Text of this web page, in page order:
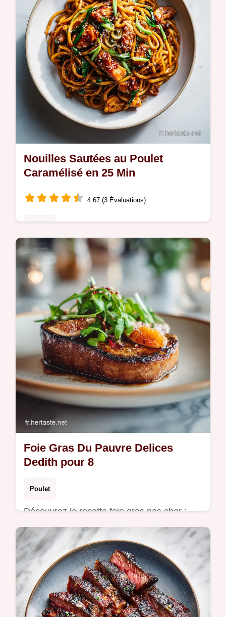
de synchronisation étape par étape.
Nouilles Sautées au Poulet
Caramélisé en 25 Min
4.67 (3 Évaluations)
Découvrez notre recette de nouilles sautées
au poulet caramélisé, la fusion parfaite
d'umami et de saveurs asiatiques.
Foie Gras Du Pauvre Delices
Dedith pour 8
Poulet
Découvrez la recette foie gras pas cher :
foie gras du pauvre delices dedith. Cette
alternative foie gras, économique, offre une
texture veloutée.